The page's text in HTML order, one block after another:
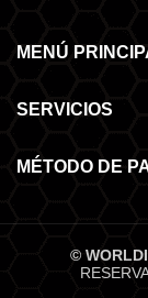
MENÚ
SERVICIOS
MÉTODO DE
©